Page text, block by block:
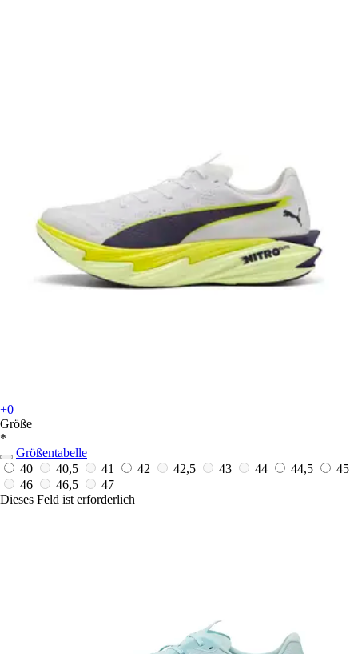
+0
Größe
*
Größentabelle
40
40,5 41 42 42,5 43 44 44,5
45
46
46,5
47
Dieses Feld ist erforderlich